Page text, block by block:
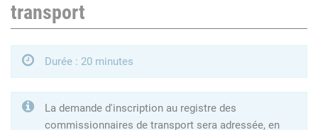
transport
Durée : 20 minutes
La demande d'inscription au registre des
commissionnaires de transport sera adressée, en